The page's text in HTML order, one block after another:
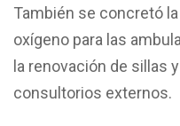
También se concretó
oxígeno para las
la renovación de sillas
consultorios externos.